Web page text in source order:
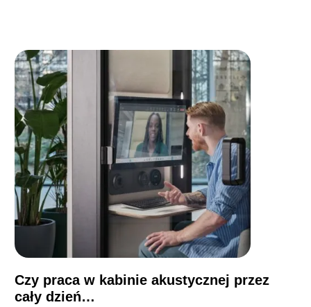
Czy praca w kabinie akustycznej przez
cały dzień…